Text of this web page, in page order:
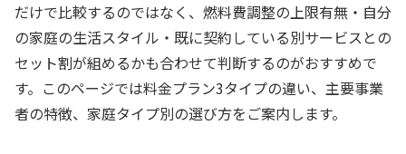
だけで比較するのではなく、燃料費調整の上限有無・自分
の家庭の生活スタイル・既に契約している別サービスとの
セット割が組めるかも合わせて判断するのがおすすめで
す。このページでは料金プラン3タイプの違い、主要事業
者の特徴、家庭タイプ別の選び方をご案内します。